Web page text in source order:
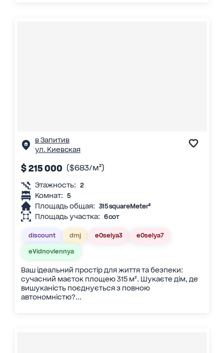
в Запитив
ул. Киевская
$ 215 000 ($683/м²)
Этажность: 2
Комнат: 5
Площадь общая: 315 squareMeter²
Площадь участка: 6 сот
discount dmj eOselya3 eOselya7
eVidnovlennya
Ваш ідеальний простір для життя та безпеки:
сучасний маєток площею 315 м². Шукаєте дім, де
вишуканість поєднується з повною
автономністю?...